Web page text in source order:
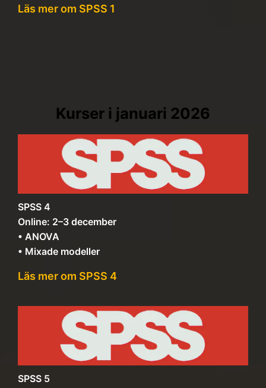
Läs mer om SPSS 1
Kurser i januari 2026
SPSS 4
Online: 2–3 december
• ANOVA
• Mixade modeller
Läs mer om SPSS 4
SPSS 5